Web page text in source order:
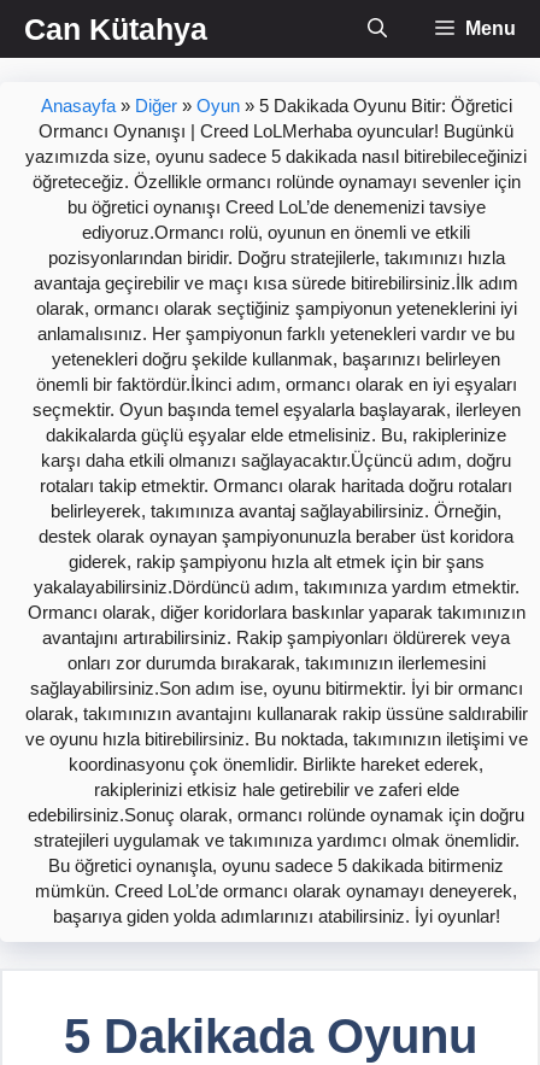
İçeriğe
atlaCan Kütahya Menu
Anasayfa» Diğer» Oyun» 5 Dakikada Oyunu Bitir: Öğretici
Ormancı Oynanışı | Creed LoLMerhaba oyuncular! Bugünkü
yazımızda size, oyunu sadece 5 dakikada nasıl bitirebileceğinizi
öğreteceğiz. Özellikle ormancı rolünde oynamayı sevenler için
bu öğretici oynanışı Creed LoL’de denemenizi tavsiye
ediyoruz.Ormancı rolü, oyunun en önemli ve etkili
pozisyonlarından biridir. Doğru stratejilerle, takımınızı hızla
avantaja geçirebilir ve maçı kısa sürede bitirebilirsiniz.İlk adım
olarak, ormancı olarak seçtiğiniz şampiyonun yeteneklerini iyi
anlamalısınız. Her şampiyonun farklı yetenekleri vardır ve bu
yetenekleri doğru şekilde kullanmak, başarınızı belirleyen
önemli bir faktördür.İkinci adım, ormancı olarak en iyi eşyaları
seçmektir. Oyun başında temel eşyalarla başlayarak, ilerleyen
dakikalarda güçlü eşyalar elde etmelisiniz. Bu, rakiplerinize
karşı daha etkili olmanızı sağlayacaktır.Üçüncü adım, doğru
rotaları takip etmektir. Ormancı olarak haritada doğru rotaları
belirleyerek, takımınıza avantaj sağlayabilirsiniz. Örneğin,
destek olarak oynayan şampiyonunuzla beraber üst koridora
giderek, rakip şampiyonu hızla alt etmek için bir şans
yakalayabilirsiniz.Dördüncü adım, takımınıza yardım etmektir.
Ormancı olarak, diğer koridorlara baskınlar yaparak takımınızın
avantajını artırabilirsiniz. Rakip şampiyonları öldürerek veya
onları zor durumda bırakarak, takımınızın ilerlemesini
sağlayabilirsiniz.Son adım ise, oyunu bitirmektir. İyi bir ormancı
olarak, takımınızın avantajını kullanarak rakip üssüne saldırabilir
ve oyunu hızla bitirebilirsiniz. Bu noktada, takımınızın iletişimi ve
koordinasyonu çok önemlidir. Birlikte hareket ederek,
rakiplerinizi etkisiz hale getirebilir ve zaferi elde
edebilirsiniz.Sonuç olarak, ormancı rolünde oynamak için doğru
stratejileri uygulamak ve takımınıza yardımcı olmak önemlidir.
Bu öğretici oynanışla, oyunu sadece 5 dakikada bitirmeniz
mümkün. Creed LoL’de ormancı olarak oynamayı deneyerek,
başarıya giden yolda adımlarınızı atabilirsiniz. İyi oyunlar!
5 Dakikada Oyunu